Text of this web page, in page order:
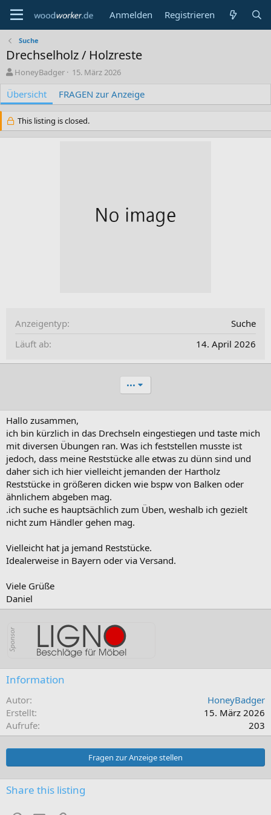
Anmelden Registrieren
Suche
Drechselholz / Holzreste
A
t
o
HoneyBadger
C
e
a
i
o
15. März 2026
Übersicht FRAGEN zur Anzeige
This listing is closed.
Anzeigentyp
Suche
Läuft ab
14. April 2026
•••
Hallo zusammen,
ich bin kürzlich in das Drechseln eingestiegen und taste mich
mit diversen Übungen ran. Was ich feststellen musste ist
jedoch, dass meine Reststücke alle etwas zu dünn sind und
daher sich ich hier vielleicht jemanden der Hartholz
Reststücke in größeren dicken wie bspw von Balken oder
ähnlichem abgeben mag.
.ich suche es hauptsächlich zum Üben, weshalb ich gezielt
nicht zum Händler gehen mag.
Vielleicht hat ja jemand Reststücke.
Idealerweise in Bayern oder via Versand.
Viele Grüße
Daniel
Information
Autor
HoneyBadger
Erstellt
15. März 2026
Aufrufe
203
Fragen zur Anzeige stellen
Share this listing